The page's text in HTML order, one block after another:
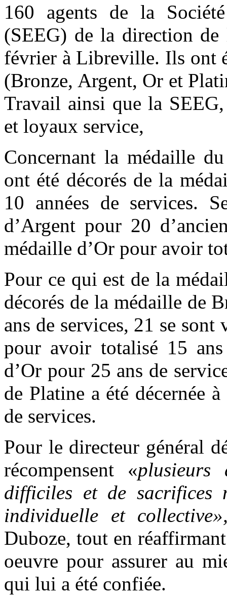
160 agents de la
(SEEG) de la direction de
février à Libreville. Ils ont
(Bronze, Argent, Or et
Travail ainsi que la
et loyaux service,
Concernant la médaille
ont été décorés de la
10 années de services.
d’Argent pour 20
médaille d’Or pour avoir
Pour ce qui est de la
décorés de la médaille de
ans de services, 21 se sont
pour avoir totalisé 15
d’Or pour 25 ans de
de Platine a été décernée
de services.
Pour le directeur général
récompensent «plusieurs
difficiles et de sacrifices
individuelle et
Duboze, tout en
oeuvre pour assurer au
qui lui a été confiée.